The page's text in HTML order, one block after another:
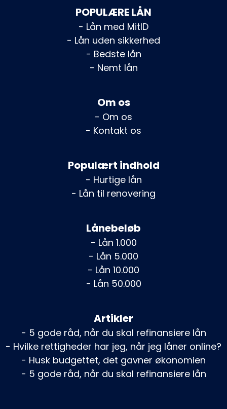
POPULÆRE LÅN
- Lån med MitID
- Lån uden sikkerhed
- Bedste lån
- Nemt lån
Om os
- Om os
- Kontakt os
Populært indhold
- Hurtige lån
- Lån til renovering
Lånebeløb
- Lån 1.000
- Lån 5.000
- Lån 10.000
- Lån 50.000
Artikler
- 5 gode råd, når du skal refinansiere lån
- Hvilke rettigheder har jeg, når jeg låner online?
- Husk budgettet, det gavner økonomien
- 5 gode råd, når du skal refinansiere lån